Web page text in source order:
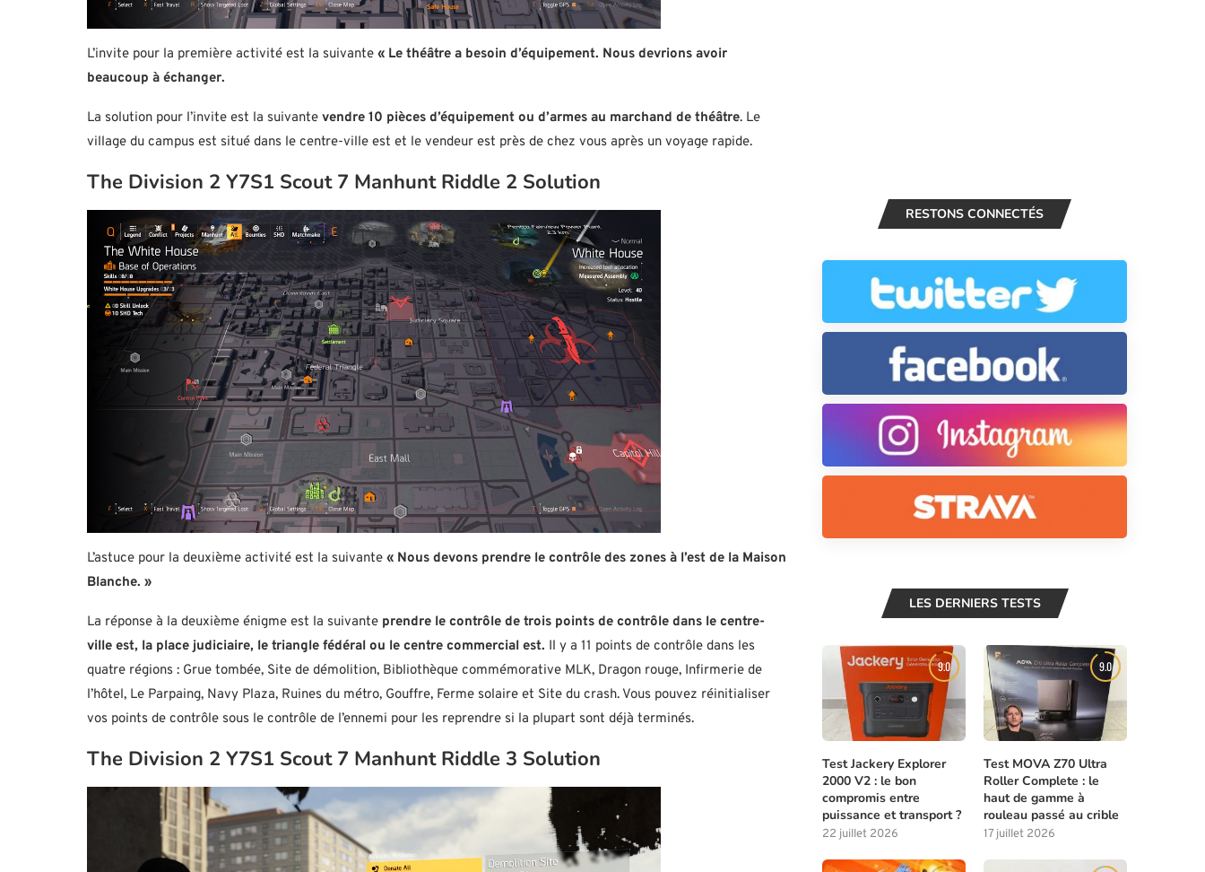
L’invite pour la première activité est la suivante « Le théâtre a besoin d’équipement. Nous devrions avoir
beaucoup à échanger.
La solution pour l’invite est la suivante vendre 10 pièces d’équipement ou d’armes au marchand de théâtre. Le
village du campus est situé dans le centre-ville est et le vendeur est près de chez vous après un voyage rapide.
The Division 2 Y7S1 Scout 7 Manhunt Riddle 2 Solution
L’astuce pour la deuxième activité est la suivante « Nous devons prendre le contrôle des zones à l’est de la Maison
Blanche. »
La réponse à la deuxième énigme est la suivante prendre le contrôle de trois points de contrôle dans le centre-
ville est, la place judiciaire, le triangle fédéral ou le centre commercial est. Il y a 11 points de contrôle dans les
quatre régions : Grue tombée, Site de démolition, Bibliothèque commémorative MLK, Dragon rouge, Infirmerie de
l’hôtel, Le Parpaing, Navy Plaza, Ruines du métro, Gouffre, Ferme solaire et Site du crash. Vous pouvez réinitialiser
vos points de contrôle sous le contrôle de l’ennemi pour les reprendre si la plupart sont déjà terminés.
The Division 2 Y7S1 Scout 7 Manhunt Riddle 3 Solution
RESTONS CONNECTÉS
LES DERNIERS TESTS
9.0
Test Jackery Explorer
2000 V2 : le bon
compromis entre
puissance et transport ?
22 juillet 2026
9.0
Test MOVA Z70 Ultra
Roller Complete : le
haut de gamme à
rouleau passé au crible
17 juillet 2026